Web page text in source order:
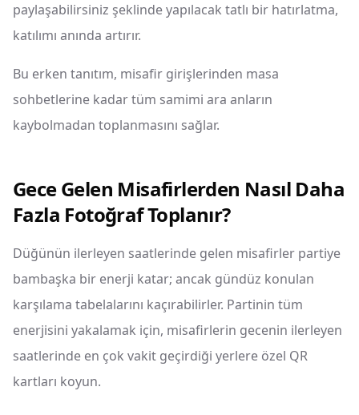
paylaşabilirsiniz şeklinde yapılacak tatlı bir hatırlatma,
katılımı anında artırır.
Bu erken tanıtım, misafir girişlerinden masa
sohbetlerine kadar tüm samimi ara anların
kaybolmadan toplanmasını sağlar.
Gece Gelen Misafirlerden Nasıl Daha
Fazla Fotoğraf Toplanır?
Düğünün ilerleyen saatlerinde gelen misafirler partiye
bambaşka bir enerji katar; ancak gündüz konulan
karşılama tabelalarını kaçırabilirler. Partinin tüm
enerjisini yakalamak için, misafirlerin gecenin ilerleyen
saatlerinde en çok vakit geçirdiği yerlere özel QR
kartları koyun.